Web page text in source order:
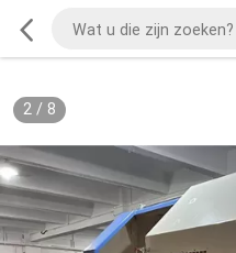
2/ 8